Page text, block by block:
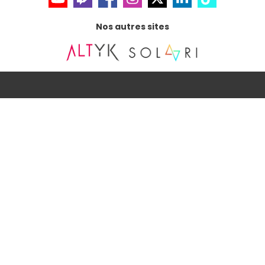
Nos autres sites